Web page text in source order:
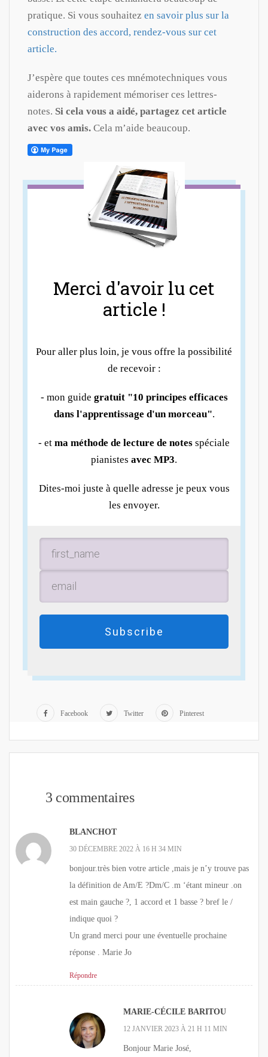
pratique. Si vous souhaitez en savoir plus sur la
construction des accord, rendez-vous sur cet
article.
J’espère que toutes ces mnémotechniques vous
aiderons à rapidement mémoriser ces lettres-
notes. Si cela vous a aidé, partagez cet article
avec vos amis. Cela m’aide beaucoup.
Merci d'avoir lu cet
article !
Pour aller plus loin, je vous offre la possibilité
de recevoir :
- mon guide gratuit "10 principes efficaces
dans l'apprentissage d'un morceau".
- et ma méthode de lecture de notes spéciale
pianistes avec MP3.
Dites-moi juste à quelle adresse je peux vous
les envoyer.
Subscribe
Facebook Twitter Pinterest
3 commentaires
BLANCHOT
30 DÉCEMBRE 2022 À 16 H 34 MIN
bonjour.très bien votre article ,mais je n’y trouve pas
la définition de Am/E ?Dm/C .m ‘étant mineur .on
est main gauche ?, 1 accord et 1 basse ? bref le /
indique quoi ?
Un grand merci pour une éventuelle prochaine
réponse . Marie Jo
Répondre
MARIE-CÉCILE BARITOU
12 JANVIER 2023 À 21 H 11 MIN
Bonjour Marie José,